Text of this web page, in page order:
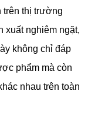
trên thị trường
xuất nghiêm ngặt,
không chỉ đáp
phẩm mà còn
nhau trên toàn